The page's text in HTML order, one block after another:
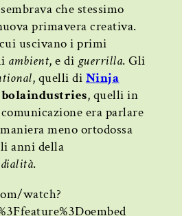
che stessimo
primavera creativa.
uscivano i primi
ambient, e di guerrilla. Gli
, quelli di Ninja
, quelli in
era parlare
meno ortodossa
anni della
.
watch?